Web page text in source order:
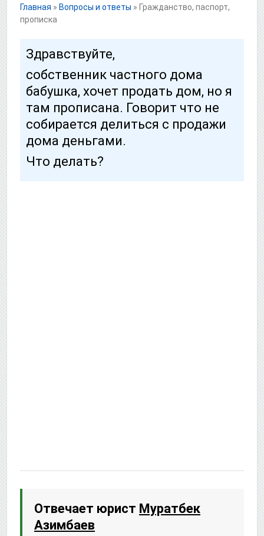
Главная » Вопросы и ответы » Гражданство, паспорт,
прописка
Здравствуйте,
собственник частного дома
бабушка, хочет продать дом, но я
там прописана. Говорит что не
собирается делиться с продажи
дома деньгами.
Что делать?
Отвечает юрист Муратбек
Азимбаев